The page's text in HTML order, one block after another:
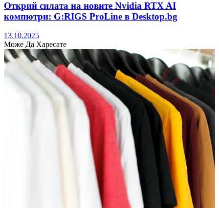
Открий силата на новите Nvidia RTX AI
компютри: G:RIGS ProLine в Desktop.bg
13.10.2025
Може Да Харесате